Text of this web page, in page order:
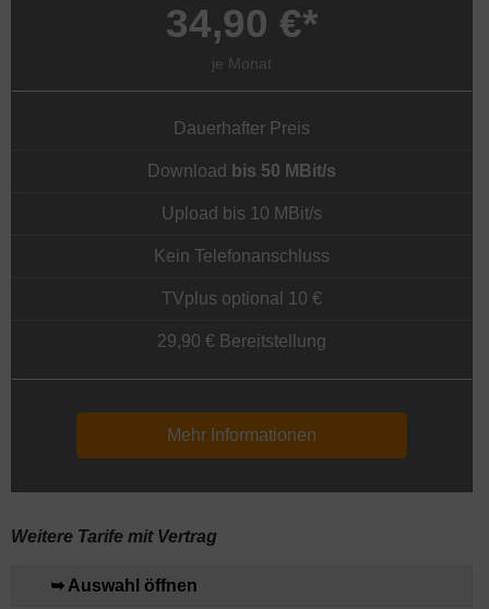
34,90 €*
je Monat
Dauerhafter Preis
Download bis 50 MBit/s
Upload bis 10 MBit/s
Kein Telefonanschluss
TVplus optional 10 €
29,90 € Bereitstellung
Mehr Informationen
Weitere Tarife mit Vertrag
➥ Auswahl öffnen